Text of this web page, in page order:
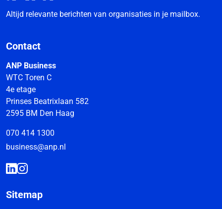
Altijd relevante berichten van organisaties in je mailbox.
Contact
ANP Business
WTC Toren C
4e etage
Prinses Beatrixlaan 582
2595 BM Den Haag
070 414 1300
business@anp.nl
Sitemap